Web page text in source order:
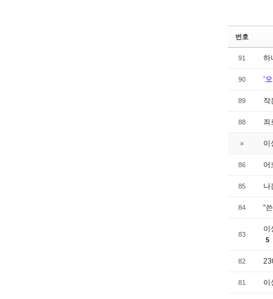
번호
91 하
90 '
89 작
88 죄
» 이
86 어
85 나
84 “
83
이
5
82
81 이